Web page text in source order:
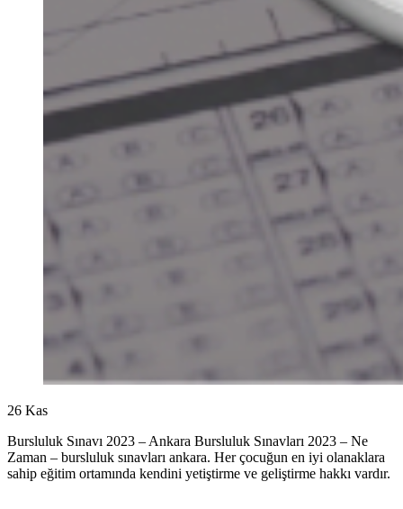
26 Kas
Bursluluk Sınavı 2023 – Ankara Bursluluk Sınavları 2023 – Ne
Zaman – bursluluk sınavları ankara. Her çocuğun en iyi olanaklara
sahip eğitim ortamında kendini yetiştirme ve geliştirme hakkı vardır.